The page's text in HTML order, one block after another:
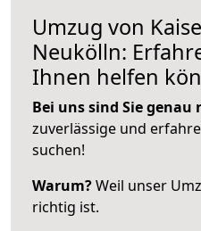
Umzug von
Neukölln:
Ihnen helfen
Bei uns sind Sie genau
zuverlässige und
suchen!
Warum?Weil unser
richtig ist.